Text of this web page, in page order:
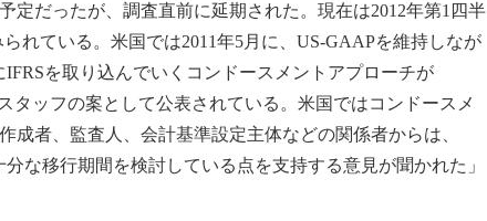
定だったが、調査直前に延期された。現在は2012年第1四半
れている。米国では2011年5月に、US-GAAPを維持しなが
IFRSを取り込んでいくコンドースメントアプローチが
タッフの案として公表されている。米国ではコンドースメ
成者、監査人、会計基準設定主体などの関係者からは、
な移行期間を検討している点を支持する意見が聞かれた」